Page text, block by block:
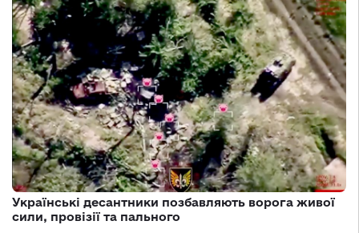
Українські десантники позбавляють ворога живої
сили, провізії та пального